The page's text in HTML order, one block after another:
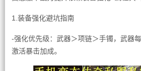
1.装备强化避坑指南
-强化优先级：武器＞项链＞手镯，武器
激活暴击加成。